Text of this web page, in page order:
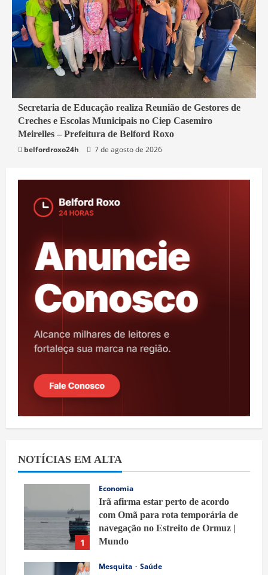
4 min read
Belford Roxo
Secretaria de Educação realiza Reunião de Gestores de
Creches e Escolas Municipais no Ciep Casemiro
Meirelles – Prefeitura de Belford Roxo
belfordroxo24h
7 de agosto de 2026
NOTÍCIAS EM ALTA
1
Economia
Irã afirma estar perto de acordo
com Omã para rota temporária de
navegação no Estreito de Ormuz |
Mundo
Mesquita
Saúde